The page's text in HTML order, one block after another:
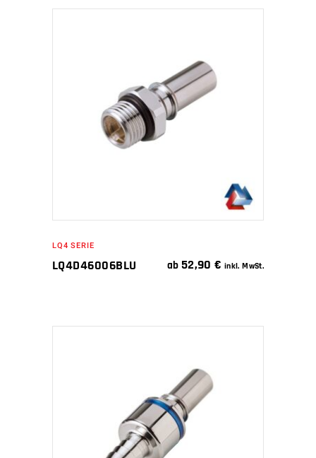
IN DEN WARENKORB
LQ4 SERIE
LQ4D46006BLU ab 52,90€ inkl. MwSt.
IN DEN WARENKORB